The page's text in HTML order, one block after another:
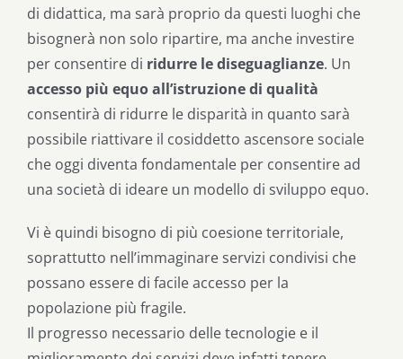
di didattica, ma sarà proprio da questi luoghi che
bisognerà non solo ripartire, ma anche investire
per consentire di ridurre le diseguaglianze. Un
accesso più equo all’istruzione di qualità
consentirà di ridurre le disparità in quanto sarà
possibile riattivare il cosiddetto ascensore sociale
che oggi diventa fondamentale per consentire ad
una società di ideare un modello di sviluppo equo.
Vi è quindi bisogno di più coesione territoriale,
soprattutto nell’immaginare servizi condivisi che
possano essere di facile accesso per la
popolazione più fragile.
Il progresso necessario delle tecnologie e il